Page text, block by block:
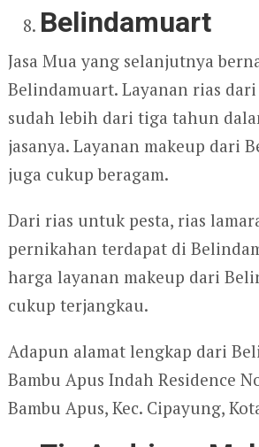
Belindamuart
Jasa Mua yang selanjutnya
Belindamuart. Layanan rias
sudah lebih dari tiga tahun
jasanya. Layanan makeup dari
juga cukup beragam.
Dari rias untuk pesta, rias
pernikahan terdapat di
harga layanan makeup dari
cukup terjangkau.
Adapun alamat lengkap dari
Bambu Apus Indah Residence
Bambu Apus, Kec. Cipayung,